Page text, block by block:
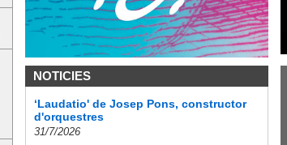
NOTICIES
‘Laudatio' de Josep Pons, constructor
d'orquestres
31/7/2026